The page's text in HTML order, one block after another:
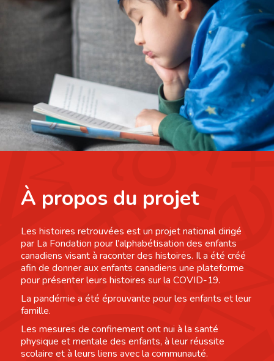
À propos du projet
Les histoires retrouvées est un projet national dirigé
par La Fondation pour l’alphabétisation des enfants
canadiens visant à raconter des histoires. Il a été créé
afin de donner aux enfants canadiens une plateforme
pour présenter leurs histoires sur la COVID-19.
La pandémie a été éprouvante pour les enfants et leur
famille.
Les mesures de confinement ont nui à la santé
physique et mentale des enfants, à leur réussite
scolaire et à leurs liens avec la communauté.